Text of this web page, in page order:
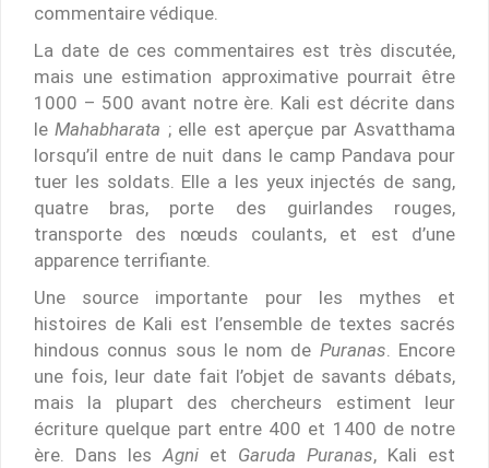
commentaire védique.
La date de ces commentaires est très discutée,
mais une estimation approximative pourrait être
1000 – 500 avant notre ère. Kali est décrite dans
leMahabharata ; elle est aperçue par Asvatthama
lorsqu’il entre de nuit dans le camp Pandava pour
tuer les soldats. Elle a les yeux injectés de sang,
quatre bras, porte des guirlandes rouges,
transporte des nœuds coulants, et est d’une
apparence terrifiante.
Une source importante pour les mythes et
histoires de Kali est l’ensemble de textes sacrés
hindous connus sous le nom de Puranas . Encore
une fois, leur date fait l’objet de savants débats,
mais la plupart des chercheurs estiment leur
écriture quelque part entre 400 et 1400 de notre
ère. Dans les Agni et Garuda Puranas, Kali est